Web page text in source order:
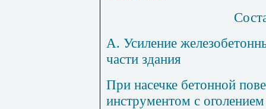
А. Усиление
части здания
При насечке бетонной
инструментом с